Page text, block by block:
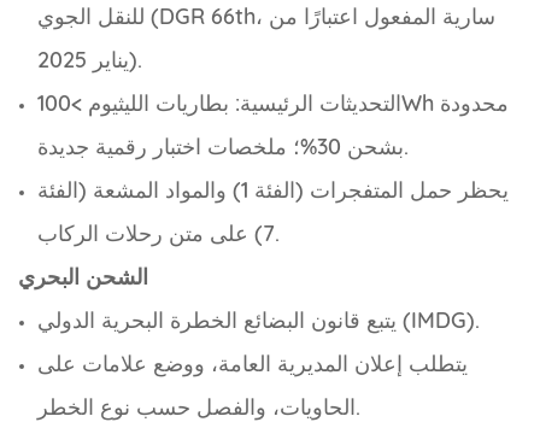
للنقل الجوي (DGR 66th، سارية المفعول اعتبارًا من
يناير 2025).
التحديثات الرئيسية: بطاريات الليثيوم >100Wh محدودة
بشحن 30%؛ ملخصات اختبار رقمية جديدة.
يحظر حمل المتفجرات (الفئة 1) والمواد المشعة (الفئة
7) على متن رحلات الركاب.
الشحن البحري
يتبع قانون البضائع الخطرة البحرية الدولي (IMDG).
يتطلب إعلان المديرية العامة، ووضع علامات على
الحاويات، والفصل حسب نوع الخطر.